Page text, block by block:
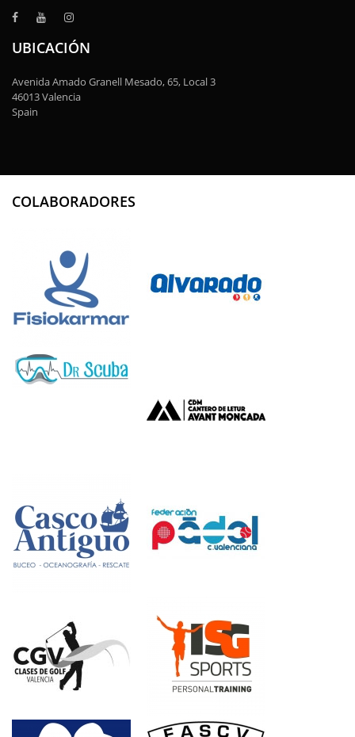
UBICACIÓN
Avenida Amado Granell Mesado, 65, Local 3
46013 Valencia
Spain
COLABORADORES